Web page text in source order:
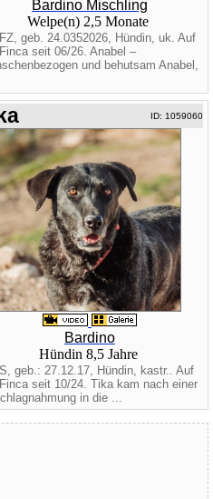
Bardino Mischling
Welpe(n) 2,5 Monate
geb. 24.0352026, Hündin, uk. Auf
seit 06/26. Anabel –
und behutsam Anabel,
ID: 1059060
Bardino
Hündin 8,5 Jahre
geb.: 27.12.17, Hündin, kastr.. Auf
seit 10/24. Tika kam nach einer
in die ...